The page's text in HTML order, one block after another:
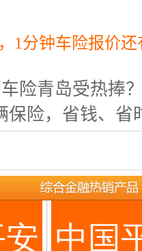
1分钟车险报价
险青岛受热捧
保险，省钱、省